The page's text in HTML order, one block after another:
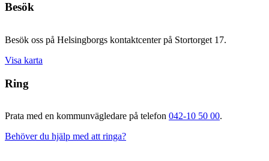
Besök
Besök oss på Helsingborgs kontaktcenter på Stortorget 17.
Visa karta
Ring
Prata med en kommunvägledare på telefon 042-10 50 00.
Behöver du hjälp med att ringa?